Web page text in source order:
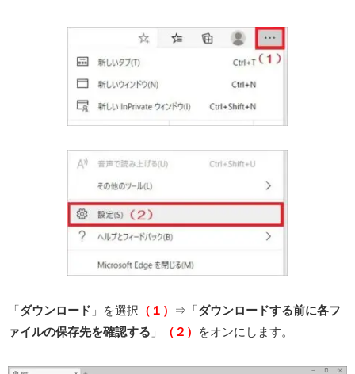
「ダウンロード 」を選択 （１） ⇒「ダウンロードする前に各フ
ァイルの保存先を確認する 」 （２） をオンにします。